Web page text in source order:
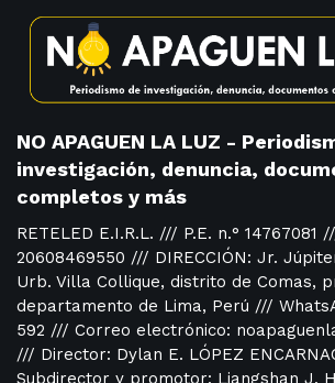
NO APAGUEN LA LUZ -
investigación, denuncia,
completos y más
RETELED E.I.R.L. /// P.E. n.° 14767081
20608469550 /// DIRECCIÓN: Jr.
Urb. Villa Collique, distrito de Comas,
departamento de Lima, Perú ///
592 /// Correo electrónico:
/// Director: Dylan E. LÓPEZ